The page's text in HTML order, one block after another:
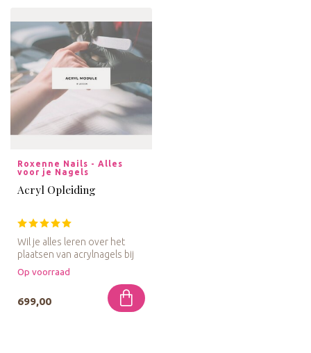
Roxenne Nails - Alles
voor je Nagels
Acryl Opleiding
Wil je alles leren over het
plaatsen van acrylnagels bij
klanten? Kies dan voor ...
Op voorraad
699,00